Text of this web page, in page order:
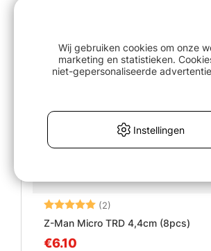
Beoordeling:(2)
Z-Man Micro TRD 4,4cm (8pcs)
€6.10
Wij gebruiken cookies om onze
marketing en statistieken.
niet-gepersonaliseerde
Instellingen